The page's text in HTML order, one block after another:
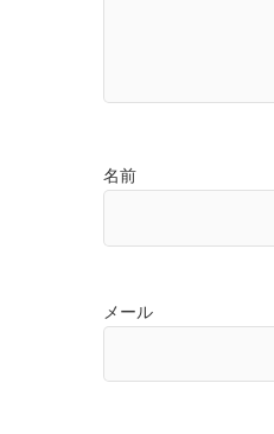
名前
メール